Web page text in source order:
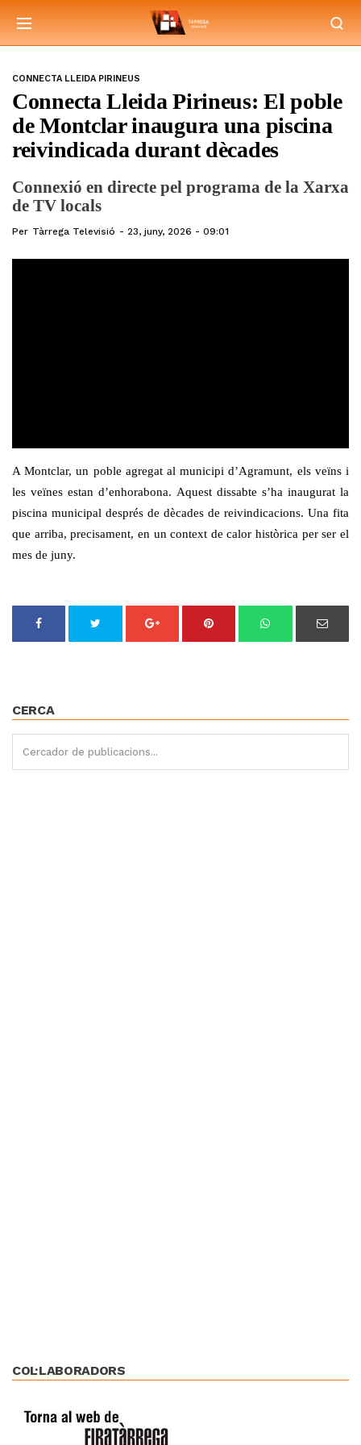
CONNECTA LLEIDA PIRINEUS
Connecta Lleida Pirineus: El poble
de Montclar inaugura una piscina
reivindicada durant dècades
Connexió en directe pel programa de la Xarxa
de TV locals
Per Tàrrega Televisió 23, juny, 2026 - 09:01
A Montclar, un poble agregat al municipi d’Agramunt, els veïns i
les veïnes estan d’enhorabona. Aquest dissabte s’ha inaugurat la
piscina municipal després de dècades de reivindicacions. Una fita
que arriba, precisament, en un context de calor històrica per ser el
mes de juny.
CERCA
COL·LABORADORS